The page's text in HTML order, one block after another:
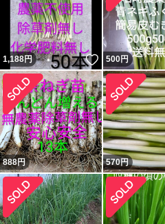
1,188円 いいね！
500円
888円 570円